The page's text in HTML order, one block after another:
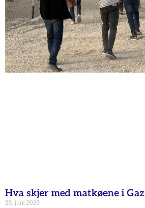
Hva skjer med matkøene i
25. juni 2025